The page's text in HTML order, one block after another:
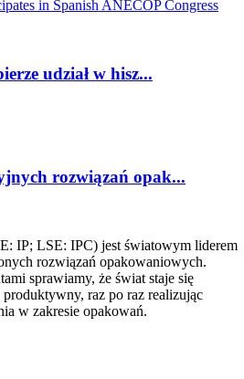
udział w hisz...
rozwiązań opak...
IP; LSE: IPC) jest światowym liderem
rozwiązań opakowaniowych.
sprawiamy, że świat staje się
raz po raz realizując
w zakresie opakowań.